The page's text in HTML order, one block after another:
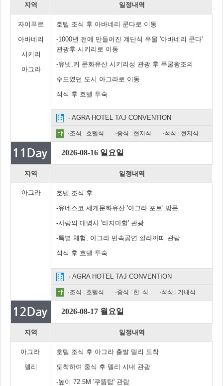
지역 일정내역
자이푸르
아바네리
시키리
아그라
호텔 조식 후 아바네리 쿤다로 이동
-1000년 전에 만들어진 계단식 우물 '아바네리 쿤다'
관광후 시키리로 이동
-유넷,커 문화유산 시키리성 관광 후 무굴왕조의
수도였던 도시 아그라로 이동
석식 후 호텔 투숙
· AGRA HOTEL TAJ CONVENTION
·조식 : 호텔식 ·중식 : 현지식 ·석식 : 현지식
2026-08-16 일요일
지역 일정내역
아그라
호텔 조식 후
-유네스코 세계문화유산 '아그라 포트' 방문
-사랑의 대명사 '타지마할' 관광
-특별 체험, 아그라 민속공연 깔라까띠 관람
석식 후 호텔 투숙
· AGRA HOTEL TAJ CONVENTION
·조식 : 호텔식 ·중식 : 한 식 ·석식 : 기내식
2026-08-17 월요일
지역 일정내역
아그라
델리
호텔 조식 후 아그라 출발 델리 도착
도착하여 중식 후 델리 시내 관광
-높이 72.5M '쿠뚭탑' 관람